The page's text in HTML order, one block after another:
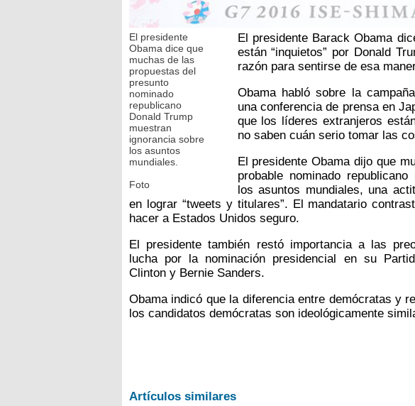
El presidente
Obama dice que
muchas de las
propuestas del
presunto
nominado
republicano
Donald Trump
muestran
ignorancia sobre
los asuntos
mundiales.
Foto
El presidente Barack Obama
están “inquietos” por Donald
razón para sentirse de esa
Obama habló sobre la
una conferencia de prensa en
que los líderes extranjeros
no saben cuán serio tomar las
El presidente Obama dijo que
probable nominado
los asuntos mundiales, una
en lograr “tweets y titulares”. El mandatario
hacer a Estados Unidos seguro.
El presidente también restó importancia a las
lucha por la nominación presidencial en su
Clinton y Bernie Sanders.
Obama indicó que la diferencia entre demócratas y
los candidatos demócratas son ideológicamente
Artículos similares